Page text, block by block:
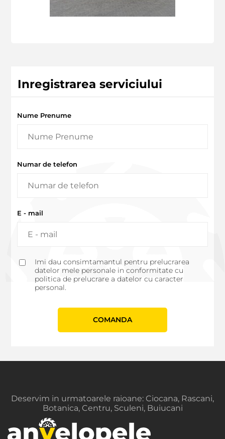
Inregistrarea serviciului
Nume Prenume
Numar de telefon
E - mail
Imi dau consimtamantul pentru prelucrarea
datelor mele personale in conformitate cu
politica de prelucrare a datelor cu caracter
personal.
СOMANDA
Deservim in urmatoarele raioane: Ciocana, Rascani,
Botanica, Centru, Sculeni, Buiucani